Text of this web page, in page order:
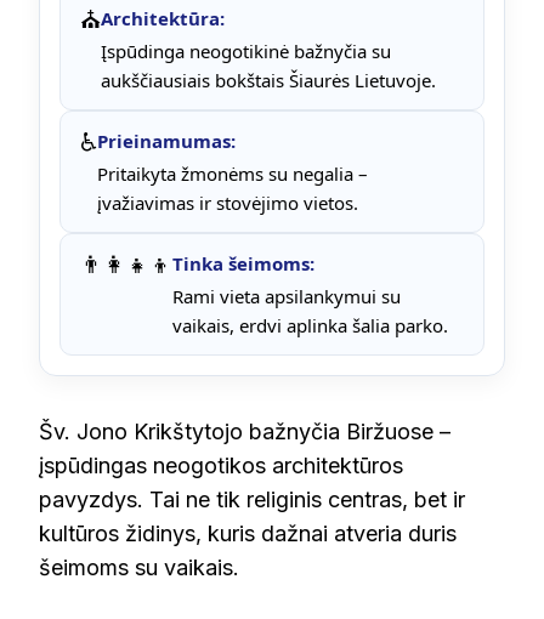
⛪Architektūra:
Įspūdinga neogotikinė bažnyčia su
aukščiausiais bokštais Šiaurės Lietuvoje.
♿Prieinamumas:
Pritaikyta žmonėms su negalia –
įvažiavimas ir stovėjimo vietos.
👨‍👩‍👧‍👦 Tinka šeimoms:
Rami vieta apsilankymui su
vaikais, erdvi aplinka šalia parko.
Šv. Jono Krikštytojo bažnyčia Biržuose –
įspūdingas neogotikos architektūros
pavyzdys. Tai ne tik religinis centras, bet ir
kultūros židinys, kuris dažnai atveria duris
šeimoms su vaikais.